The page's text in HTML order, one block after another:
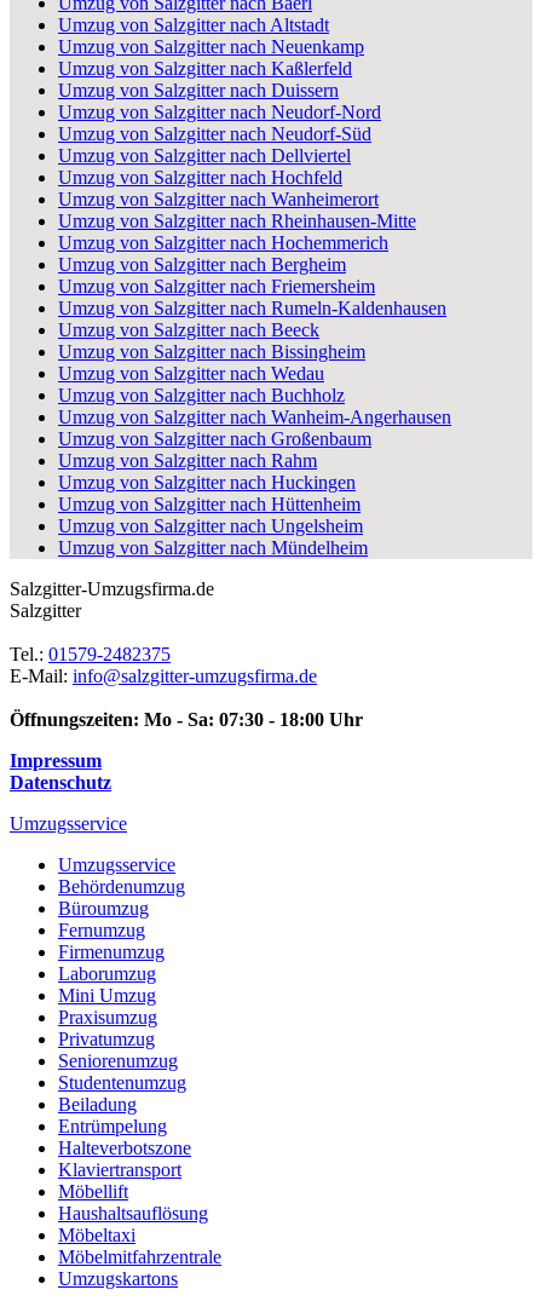
Umzug von Salzgitter nach Altstadt
Umzug von Salzgitter nach Neuenkamp
Umzug von Salzgitter nach Kaßlerfeld
Umzug von Salzgitter nach Duissern
Umzug von Salzgitter nach Neudorf-Nord
Umzug von Salzgitter nach Neudorf-Süd
Umzug von Salzgitter nach Dellviertel
Umzug von Salzgitter nach Hochfeld
Umzug von Salzgitter nach Wanheimerort
Umzug von Salzgitter nach Rheinhausen-Mitte
Umzug von Salzgitter nach Hochemmerich
Umzug von Salzgitter nach Bergheim
Umzug von Salzgitter nach Friemersheim
Umzug von Salzgitter nach Rumeln-Kaldenhausen
Umzug von Salzgitter nach Beeck
Umzug von Salzgitter nach Bissingheim
Umzug von Salzgitter nach Wedau
Umzug von Salzgitter nach Buchholz
Umzug von Salzgitter nach Wanheim-Angerhausen
Umzug von Salzgitter nach Großenbaum
Umzug von Salzgitter nach Rahm
Umzug von Salzgitter nach Huckingen
Umzug von Salzgitter nach Hüttenheim
Umzug von Salzgitter nach Ungelsheim
Umzug von Salzgitter nach Mündelheim
Salzgitter-Umzugsfirma.de
Salzgitter
Tel.: 01579-2482375
E-Mail: info@salzgitter-umzugsfirma.de
Öffnungszeiten: Mo - Sa: 07:30 - 18:00 Uhr
Impressum
Datenschutz
Umzugsservice
Umzugsservice
Behördenumzug
Büroumzug
Fernumzug
Firmenumzug
Laborumzug
Mini Umzug
Praxisumzug
Privatumzug
Seniorenumzug
Studentenumzug
Beiladung
Entrümpelung
Halteverbotszone
Klaviertransport
Möbellift
Haushaltsauflösung
Möbeltaxi
Möbelmitfahrzentrale
Umzugskartons